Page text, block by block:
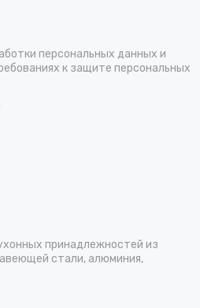
персональных данных и
к защите персональных
принадлежностей из
стали, алюминия,